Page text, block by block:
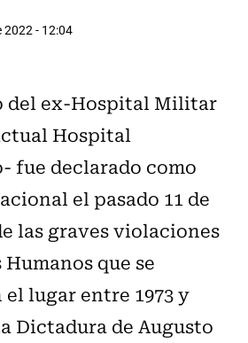
2022 - 12:04
del ex-Hospital Militar
Hospital
fue declarado como
el pasado 11 de
las graves violaciones
que se
lugar entre 1973 y
Dictadura de Augusto